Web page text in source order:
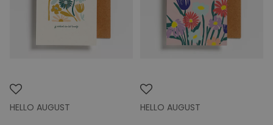
HELLO AUGUST HELLO AUGUST